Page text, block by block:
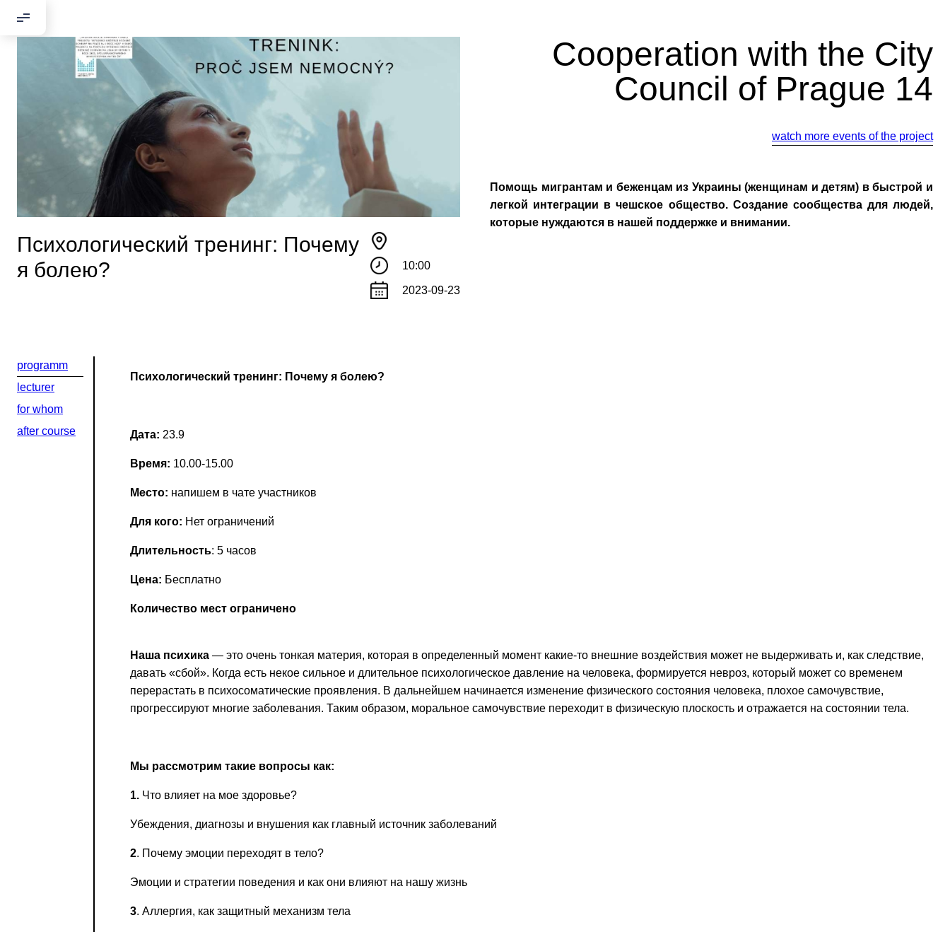
Kontaktní e-mail: youthincluded@gmail.com
Психологический тренинг: Почему
я болею?
10:00
2023-09-23
Cooperation with the City
Council of Prague 14
watch more events of the project
Помощь мигрантам и беженцам из Украины (женщинам и детям) в быстрой и
легкой интеграции в чешское общество. Создание сообщества для людей,
которые нуждаются в нашей поддержке и внимании.
programm
lecturer
for whom
after course
Психологический тренинг: Почему я болею?
Дата: 23.9
Время: 10.00-15.00
Место: напишем в чате участников
Для кого: Нет ограничений
Длительность: 5 часов
Цена: Бесплатно
Количество мест ограничено
Наша психика— это очень тонкая материя, которая в определенный момент какие-то внешние воздействия может не выдерживать и, как следствие,
давать «сбой». Когда есть некое сильное и длительное психологическое давление на человека, формируется невроз, который может со временем
перерастать в психосоматические проявления. В дальнейшем начинается изменение физического состояния человека, плохое самочувствие,
прогрессируют многие заболевания. Таким образом, моральное самочувствие переходит в физическую плоскость и отражается на состоянии тела.
Мы рассмотрим такие вопросы как:
1.Что влияет на мое здоровье?
Убеждения, диагнозы и внушения как главный источник заболеваний
2. Почему эмоции переходят в тело?
Эмоции и стратегии поведения и как они влияют на нашу жизнь
3. Аллергия, как защитный механизм тела